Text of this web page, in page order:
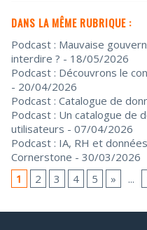
DANS LA MÊME RUBRIQUE :
Podcast : Mauvaise
interdire ? - 18/05/2026
Podcast : Découvrons le
- 20/04/2026
Podcast : Catalogue de
Podcast : Un catalogue de
utilisateurs - 07/04/2026
Podcast : IA, RH et
Cornerstone - 30/03/2026
1
2 3 4 5 » ...